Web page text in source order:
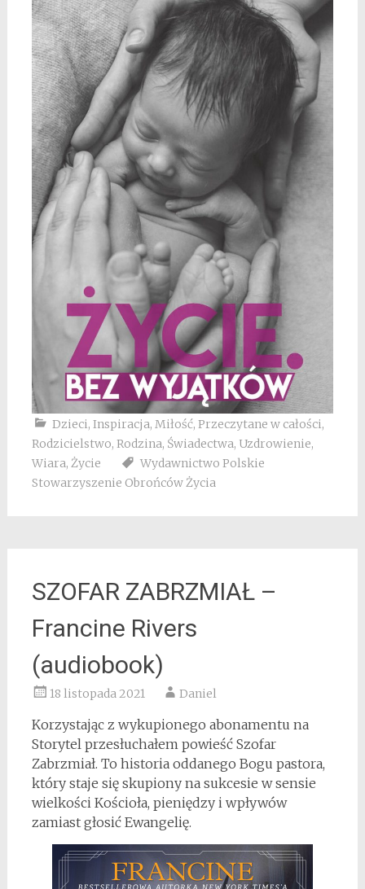
Dzieci, Inspiracja, Miłość, Przeczytane w całości,
Rodzicielstwo, Rodzina, Świadectwa, Uzdrowienie,
Wiara, Życie
Wydawnictwo Polskie
Stowarzyszenie Obrońców Życia
SZOFAR ZABRZMIAŁ –
Francine Rivers
(audiobook)
18 listopada 2021 Daniel
Korzystając z wykupionego abonamentu na
Storytel przesłuchałem powieść Szofar
Zabrzmiał. To historia oddanego Bogu pastora,
który staje się skupiony na sukcesie w sensie
wielkości Kościoła, pieniędzy i wpływów
zamiast głosić Ewangelię.